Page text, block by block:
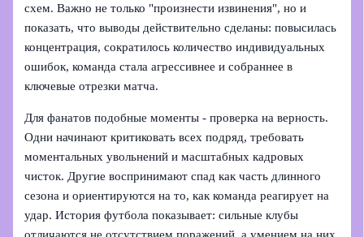
схем. Важно не только "произнести извинения", но и
показать, что выводы действительно сделаны: повысилась
концентрация, сократилось количество индивидуальных
ошибок, команда стала агрессивнее и собраннее в
ключевые отрезки матча.
Для фанатов подобные моменты - проверка на верность.
Одни начинают критиковать всех подряд, требовать
моментальных увольнений и масштабных кадровых
чисток. Другие воспринимают спад как часть длинного
сезона и ориентируются на то, как команда реагирует на
удар. История футбола показывает: сильные клубы
отличаются не отсутствием поражений, а умением на них